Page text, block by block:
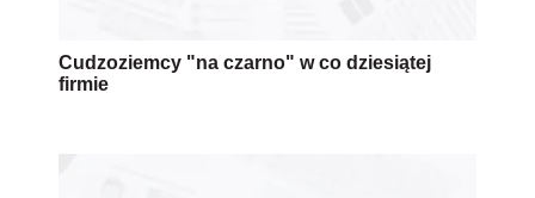
Cudzoziemcy "na czarno" w co dziesiątej
firmie